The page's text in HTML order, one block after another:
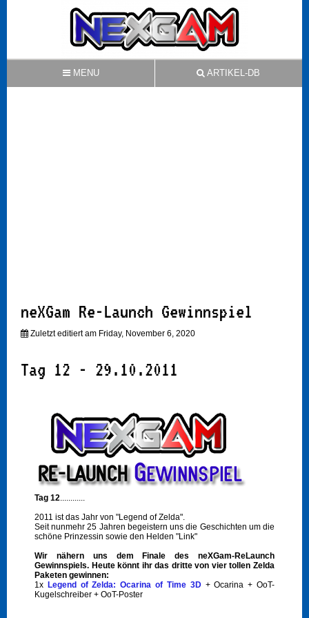
MENU ARTIKEL-DB
neXGam Re-Launch Gewinnspiel
Zuletzt editiert am Friday, November 6, 2020
Tag 12 - 29.10.2011
Tag 12............
2011 ist das Jahr von "Legend of Zelda".
Seit nunmehr 25 Jahren begeistern uns die Geschichten um die
schöne Prinzessin sowie den Helden "Link"
Wir nähern uns dem Finale des neXGam-ReLaunch
Gewinnspiels. Heute könnt ihr das dritte von vier tollen Zelda
Paketen gewinnen:
1x Legend of Zelda: Ocarina of Time 3D+ Ocarina + OoT-
Kugelschreiber + OoT-Poster